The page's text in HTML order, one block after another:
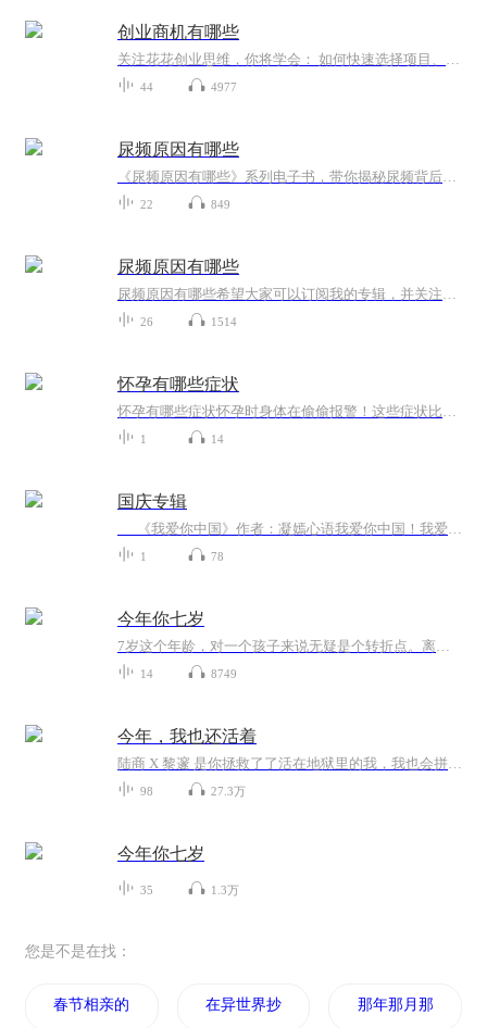
创业商机有哪些
关注花花创业思维，你将学会： 如何快速选择项目、产品 如何做好网络营销，网络推广，给大家带来最全最使用的引流秘籍 如何将传统行业转型，跟紧互联网时代的步伐 如何利用音频、视频、软文来创造价值 每天分享最新最实用的互联网创业项目解析与商业思维... 花花创业思维，QQ/VX：283956748
44 4977
尿频原因有哪些
《尿频原因有哪些》系列电子书，带你揭秘尿频背后的秘密！作为一名医术高超的医学爱好者，我结合中西医知识，为你详细解析尿频的各种原因。从生活习惯到疾病因素，全方位解析，让你轻松了解尿频背后的真相。轻松幽默的语言风格，让你在轻松愉快的氛围中学...
22 849
尿频原因有哪些
尿频原因有哪些希望大家可以订阅我的专辑，并关注我，欢迎评论、转发、收藏、点赞，投月票，希望让更多的人看到，帮助到更多人。
26 1514
怀孕有哪些症状
怀孕有哪些症状怀孕时身体在偷偷报警！这些症状比验孕棒还灵 各位准妈妈们注意了，当你的身体突然开始“作妖”，比如对着早餐吐得比宿醉还惨，或者闻到隔壁老王家的红烧肉都能干呕三分钟——别慌，这可能是你肚子里那位小祖宗在刷存在感！今天咱们就用...
1 14
国庆专辑
《我爱你中国》作者：凝嫣心语我爱你中国！我爱你春天蓬勃的秧苗；我爱你秋日金黄的硕果。我爱你中国！我爱你青松气质，我爱你红梅品格！我爱你家乡的甜蔗好像乳汁滋润着我的心窝。我爱你中国，我要把最美的歌儿献给你，我的母亲我的祖国。我爱你中国，我爱...
1 78
今年你七岁
7岁这个年龄，对一个孩子来说无疑是个转折点。离开了以游戏为主的幼儿园，跨进了以学习为主的校门；摆脱了阿姨的整日庇护，开始了相对独立的崭新生活……他们会碰到一些什么新鲜事儿？他们的脑子里会闪起一些什么怪效果？面对孩子呈现的种种题目，做家长的又该想些什么？做些什么？小说真实地记录了一个小学一年级生一年来的所作所为，同时记录了孩子家长的所思所想。作品情感细腻真挚，思考深进新奇，文长自然幽默，不只孩子读来妙趣横生，家长读来也将深受启迪。...
14 8749
今年，我也还活着
陆商 X 黎邃 是你拯救了了活在地狱里的我，我也会拼尽一切给你生的希望。虐心且虐狗，值得来感受！！
98 27.3万
今年你七岁
35 1.3万
您是不是在找：
春节相亲的那些事儿 在异世界抄书的那些日子那年那月那时节